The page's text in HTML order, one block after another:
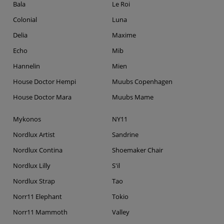
Bala
Colonial
Delia
Echo
Hannelin
House Doctor Hempi
House Doctor Mara
Le Roi
Luna
Maxime
Mib
Mien
Muubs Copenhagen
Muubs Mame
Mykonos
Nordlux Artist
Nordlux Contina
Nordlux Lilly
Nordlux Strap
Norr11 Elephant
Norr11 Mammoth
NY11
Sandrine
Shoemaker Chair
S'il
Tao
Tokio
Valley